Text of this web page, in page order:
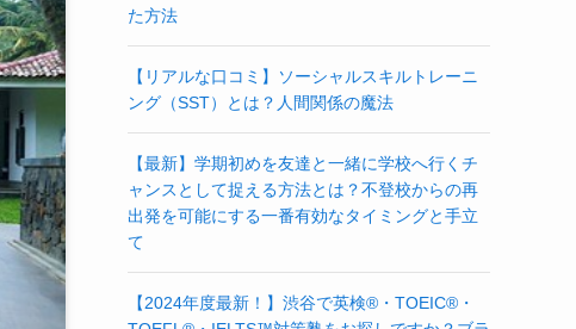
た方法
【リアルな口コミ】ソーシャルスキルトレーニ
ング（SST）とは？人間関係の魔法
【最新】学期初めを友達と一緒に学校へ行くチ
ャンスとして捉える方法とは？不登校からの再
出発を可能にする一番有効なタイミングと手立
て
【2024年度最新！】渋谷で英検®・TOEIC®・